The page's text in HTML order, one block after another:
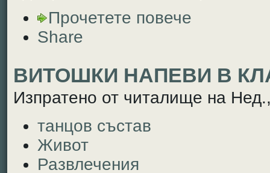
Прочетете повече
Share
ВИТОШКИ НАПЕВИ В
Изпратено от читалище на
танцов състав
Живот
Развлечения